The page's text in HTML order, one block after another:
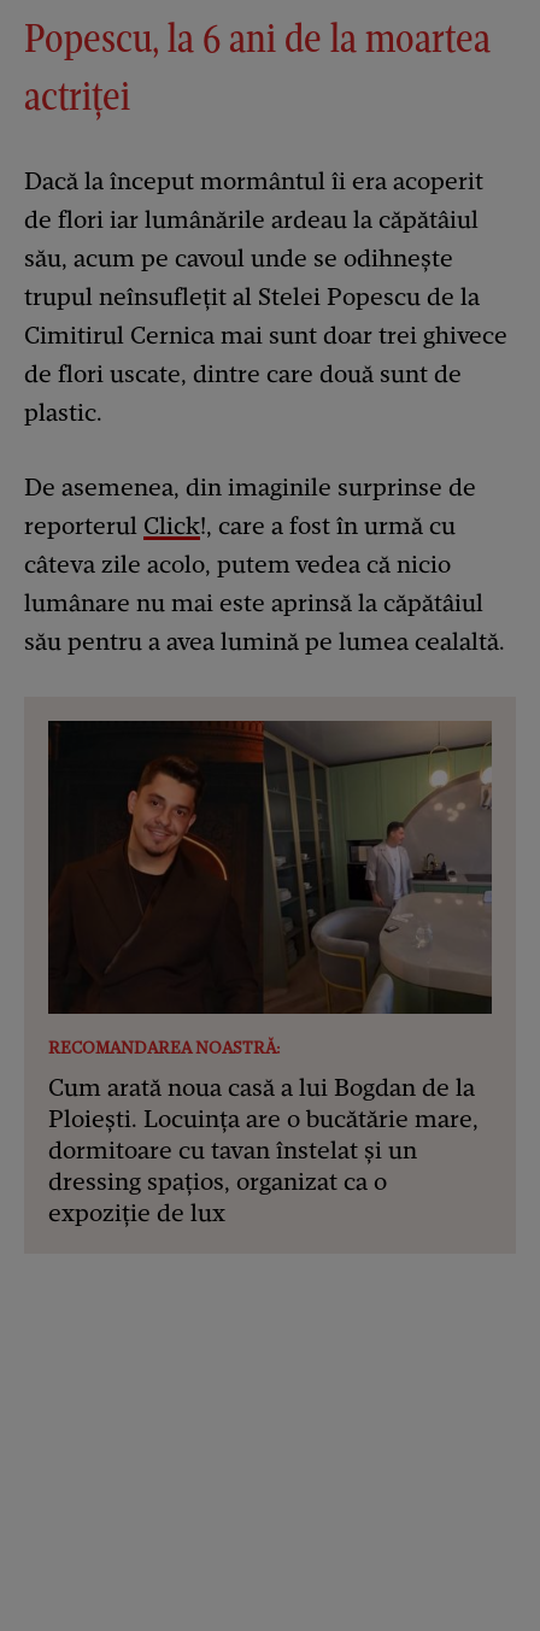
Popescu, la 6 ani de la moartea
actriței
Dacă la început mormântul îi era acoperit
de flori iar lumânările ardeau la căpătâiul
său, acum pe cavoul unde se odihnește
trupul neînsuflețit al Stelei Popescu de la
Cimitirul Cernica mai sunt doar trei ghivece
de flori uscate, dintre care două sunt de
plastic.
De asemenea, din imaginile surprinse de
reporterul Click!, care a fost în urmă cu
câteva zile acolo, putem vedea că nicio
lumânare nu mai este aprinsă la căpătâiul
său pentru a avea lumină pe lumea cealaltă.
RECOMANDAREA NOASTRĂ:
Cum arată noua casă a lui Bogdan de la
Ploiești. Locuința are o bucătărie mare,
dormitoare cu tavan înstelat și un
dressing spațios, organizat ca o
expoziție de lux